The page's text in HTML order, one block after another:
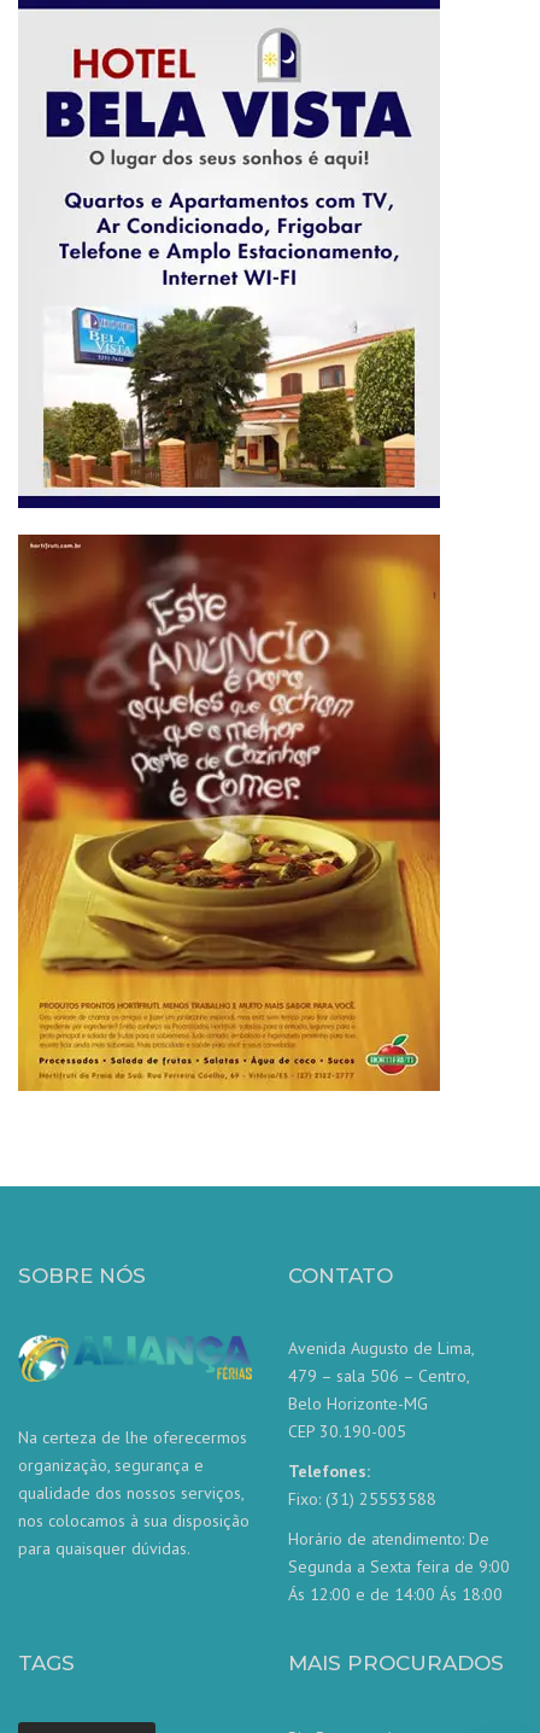
SOBRE NÓS
Na certeza de lhe oferecermos
organização, segurança e
qualidade dos nossos serviços,
nos colocamos à sua disposição
para quaisquer dúvidas.
CONTATO
Avenida Augusto de Lima,
479 – sala 506 – Centro,
Belo Horizonte-MG
CEP 30.190-005
Telefones:
Fixo: (31) 25553588
Horário de atendimento: De
Segunda a Sexta feira de 9:00
Ás 12:00 e de 14:00 Ás 18:00
TAGS MAIS PROCURADOS